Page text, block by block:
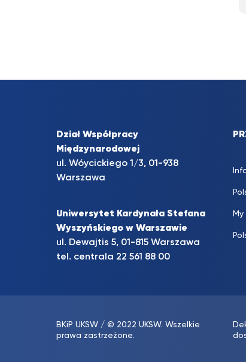
Dział Współpracy
Międzynarodowej
ul. Wóycickiego 1/3, 01-938
Warszawa
Uniwersytet Kardynała Stefana
Wyszyńskiego w Warszawie
ul. Dewajtis 5, 01-815 Warszawa
tel. centrala 22 561 88 00
BKiP UKSW / © 2022 UKSW. Wszelkie
prawa zastrzeżone.